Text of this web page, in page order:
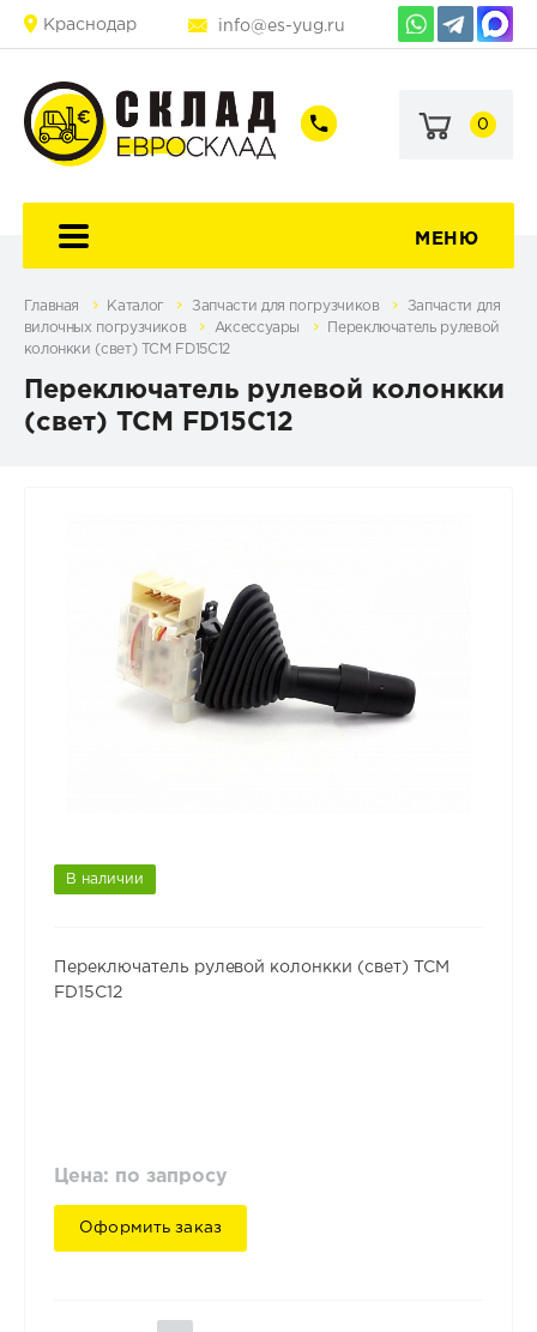
Краснодар info@es-yug.ru
+7
60-
+7
69-
0
МЕНЮ
Главная Каталог Запчасти для погрузчиков
Запчасти для
вилочных погрузчиков
Аксессуары
Переключатель рулевой
колонкки (свет) TCM FD15C12
Переключатель рулевой колонкки
(свет) TCM FD15C12
В наличии
Переключатель рулевой колонкки (свет) TCM
FD15C12
Цена: по запросу
Оформить заказ